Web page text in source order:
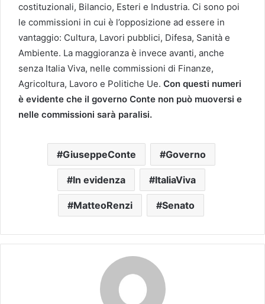
costituzionali, Bilancio, Esteri e Industria. Ci sono poi
le commissioni in cui è l’opposizione ad essere in
vantaggio: Cultura, Lavori pubblici, Difesa, Sanità e
Ambiente. La maggioranza è invece avanti, anche
senza Italia Viva, nelle commissioni di Finanze,
Agricoltura, Lavoro e Politiche Ue. Con questi numeri
è evidente che il governo Conte non può muoversi e
nelle commissioni sarà paralisi.
GiuseppeConte Governo
In evidenza ItaliaViva
MatteoRenzi Senato